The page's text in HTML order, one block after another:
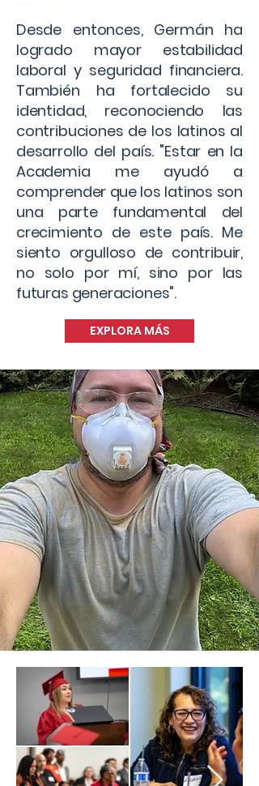
Desde entonces, Germán ha
logrado mayor estabilidad
laboral y seguridad financiera.
También ha fortalecido su
identidad, reconociendo las
contribuciones de los latinos al
desarrollo del país. "Estar en la
Academia me ayudó a
comprender que los latinos son
una parte fundamental del
crecimiento de este país. Me
siento orgulloso de contribuir,
no solo por mí, sino por las
futuras generaciones".
EXPLORA MÁS